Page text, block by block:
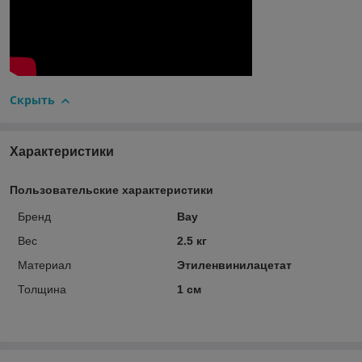
Скрыть
Характеристики
Пользовательские характеристики
Бренд
Bay
Вес
2.5 кг
Материал
Этиленвинилацетат
Толщина
1 см